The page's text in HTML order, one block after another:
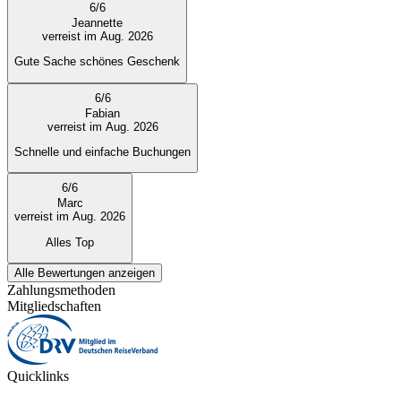
6/6
Jeannette
verreist im Aug. 2026
Gute Sache schönes Geschenk
6/6
Fabian
verreist im Aug. 2026
Schnelle und einfache Buchungen
6/6
Marc
verreist im Aug. 2026
Alles Top
Alle Bewertungen anzeigen
Zahlungsmethoden
Mitgliedschaften
Quicklinks